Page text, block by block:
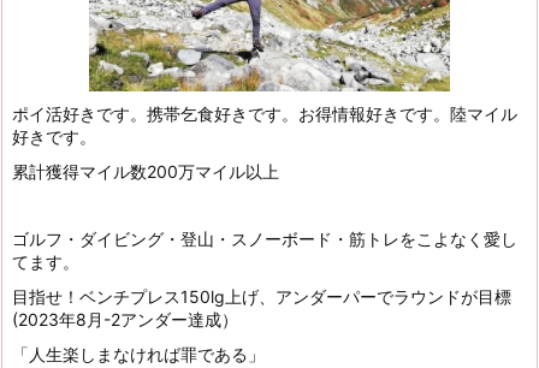
ポイ活好きです。携帯乞食好きです。お得情報好きです。陸マイル
好きです。
累計獲得マイル数200万マイル以上
ゴルフ・ダイビング・登山・スノーボード・筋トレをこよなく愛し
てます。
目指せ！ベンチプレス150lg上げ、アンダーパーでラウンドが目標
(2023年8月-2アンダー達成）
「人生楽しまなければ罪である」